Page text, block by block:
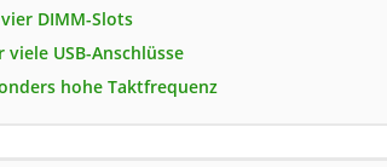
DIMM-Slots
viele USB-Anschlüsse
hohe Taktfrequenz